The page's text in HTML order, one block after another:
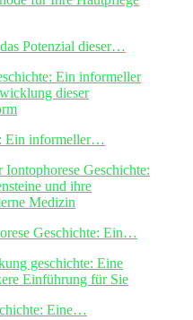
Potenzial dieser…
Ein informeller…
Geschichte: Ein…
Eine…